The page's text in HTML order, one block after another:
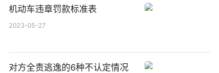
机动车违章罚款标准表
2023-05-27
对方全责逃逸的6种不认定情况